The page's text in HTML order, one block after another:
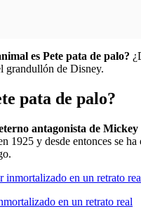
es Pete pata de palo?
grandullón de Disney.
pata de palo?
antagonista de Mickey
1925 y desde entonces se
en un retrato real